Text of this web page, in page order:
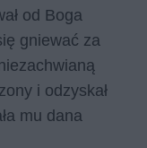
od Boga
gniewać za
i odzyskał
mu dana